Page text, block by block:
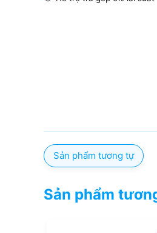
Sản phẩm tương tự
Sản phẩm